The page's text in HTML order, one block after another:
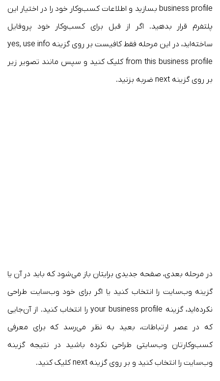
business profile بسازید و اطلاعات کسب‌وکار خود را در اختیار این
پلتفرم قرار بدهید. اگر از قبل برای کسب‌وکار خود پروفایل
ساخته‌اید، در این مرحله فقط کافیست بر روی گزینه yes, use info
from this business profile کلیک کنید و سپس مانند تصویر زیر
بر روی گزینه next ضربه بزنید.
در مرحله بعدی، صفحه جدیدی برایتان باز می‌شود که باید در آن یا
گزینه وب‌سایت را انتخاب کنید یا اگر برای خود وب‌سایت طراحی
نکرده‌اید، گزینه your business profile را انتخاب کنید. از آن‌جایی
که در عصر ارتباطات، بعید به نظر می‌رسد که برای معرفی
کسب‌وکارتان وب‌سایتی طراحی نکرده باشید در نتیجه گزینه
وب‌سایت را انتخاب کنید و بر روی گزینه next کلیک کنید.